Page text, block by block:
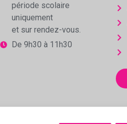
période scolaire
uniquement
et sur rendez-vous.
De 9h30 à 11h30